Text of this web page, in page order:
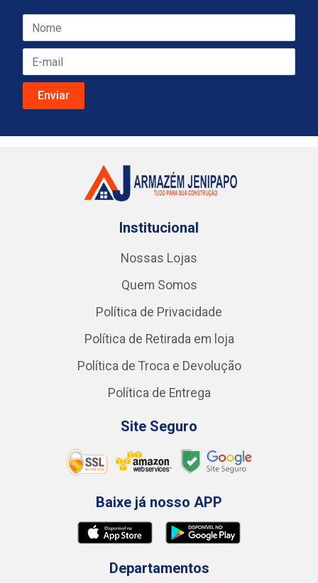
Institucional
Nossas Lojas
Quem Somos
Política de Privacidade
Política de Retirada em loja
Política de Troca e Devolução
Política de Entrega
Site Seguro
Baixe já nosso APP
Departamentos